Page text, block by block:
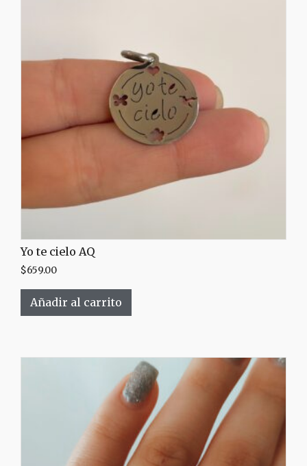
Yo te cielo AQ
$659.00
Añadir al carrito